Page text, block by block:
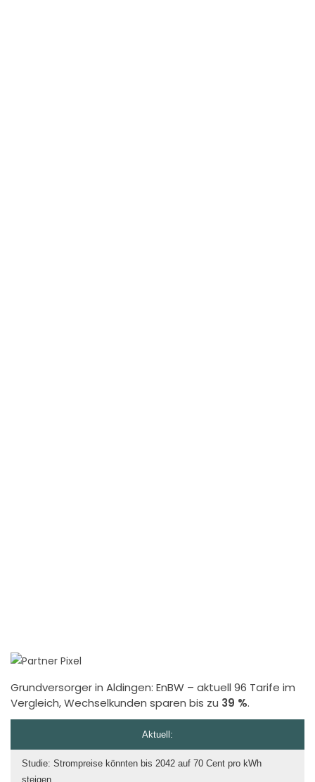
Grundversorger in Aldingen: EnBW – aktuell 96 Tarife im
Vergleich, Wechselkunden sparen bis zu 39 %.
Aktuell:
Studie: Strompreise könnten bis 2042 auf 70 Cent pro kWh
steigen